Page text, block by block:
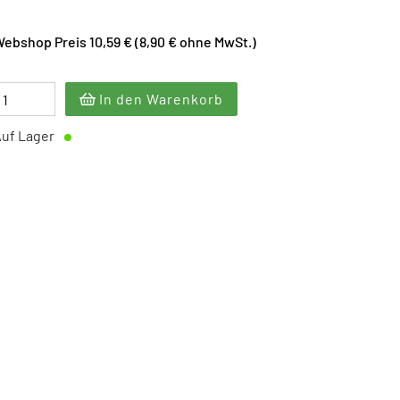
Preis 10,59 € (8,90 € ohne MwSt.)
In den Warenkorb
Lager